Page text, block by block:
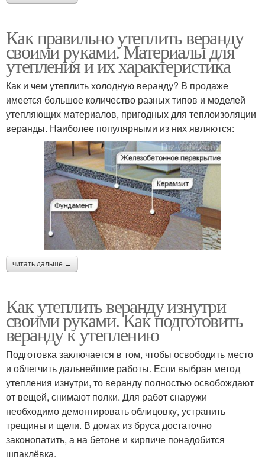
Как правильно утеплить веранду
своими руками. Материалы для
утепления и их характеристика
Как и чем утеплить холодную веранду? В продаже
имеется большое количество разных типов и моделей
утепляющих материалов, пригодных для теплоизоляции
веранды. Наиболее популярными из них являются:
читать дальше →
Как утеплить веранду изнутри
своими руками. Как подготовить
веранду к утеплению
Подготовка заключается в том, чтобы освободить место
и облегчить дальнейшие работы. Если выбран метод
утепления изнутри, то веранду полностью освобождают
от вещей, снимают полки. Для работ снаружи
необходимо демонтировать облицовку, устранить
трещины и щели. В домах из бруса достаточно
законопатить, а на бетоне и кирпиче понадобится
шпаклёвка.